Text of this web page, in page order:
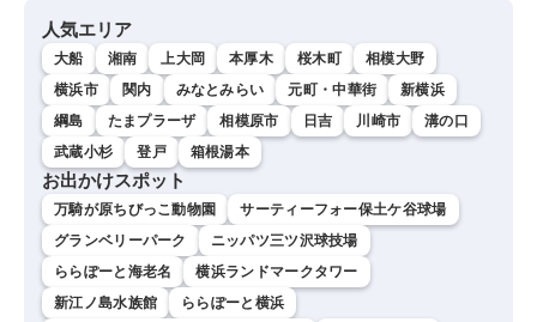
人気エリア
大船 湘南 上大岡 本厚木 桜木町
相模大野
横浜市
関内 みなとみらい 元町・中華街
新横浜
綱島
たまプラーザ 相模原市 日吉 川崎市
溝の口
武蔵小杉
登戸 箱根湯本
お出かけスポット
万騎が原ちびっこ動物園
サーティーフォー保土ケ谷球場
グランベリーパーク
ニッパツ三ツ沢球技場
ららぽーと海老名
横浜ランドマークタワー
新江ノ島水族館
ららぽーと横浜